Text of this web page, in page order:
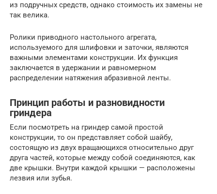
из подручных средств, однако стоимость их замены не
так велика.
Ролики приводного настольного агрегата,
используемого для шлифовки и заточки, являются
важными элементами конструкции. Их функция
заключается в удержании и равномерном
распределении натяжения абразивной ленты.
Принцип работы и разновидности
гриндера
Если посмотреть на гриндер самой простой
конструкции, то он представляет собой шайбу,
состоящую из двух вращающихся относительно друг
друга частей, которые между собой соединяются, как
две крышки. Внутри каждой крышки — расположены
лезвия или зубья.